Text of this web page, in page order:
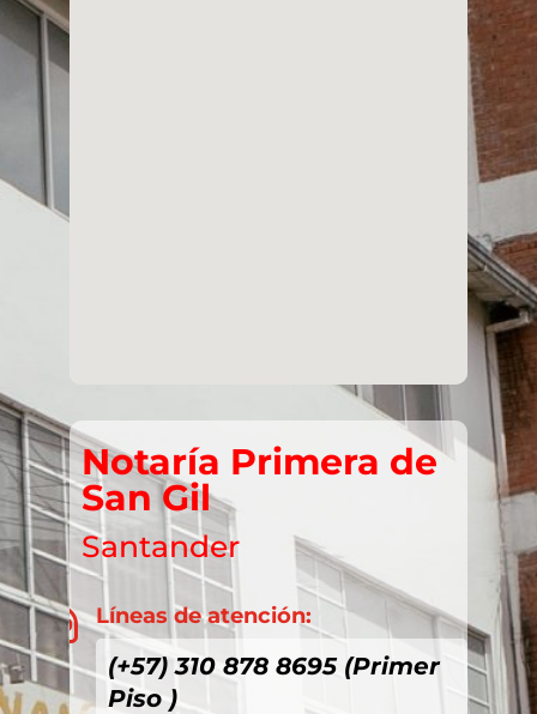
Notaría Primera de
San Gil
Santander
 Líneas de atención:
(+57) 310 878 8695 (Primer
Piso )